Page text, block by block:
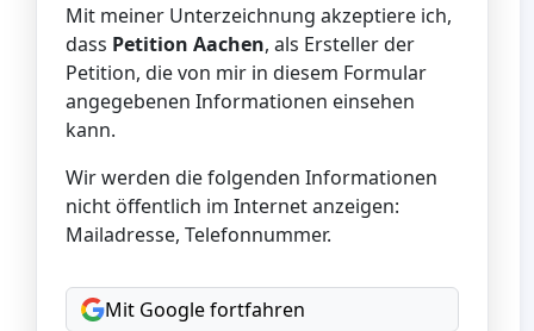
Mit meiner Unterzeichnung akzeptiere ich,
dass Petition Aachen, als Ersteller der
Petition, die von mir in diesem Formular
angegebenen Informationen einsehen
kann.
Wir werden die folgenden Informationen
nicht öffentlich im Internet anzeigen:
Mailadresse, Telefonnummer.
Mit Google fortfahren